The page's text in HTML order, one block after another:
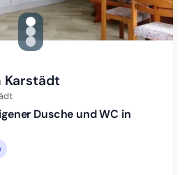
gallery.slide_selector
Zu Slide 1 wechseln
Zu Slide 2 wechseln
Zu Slide 3 wechseln
Karstädt
Dusche und WC in